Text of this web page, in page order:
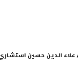
حسين استشاري